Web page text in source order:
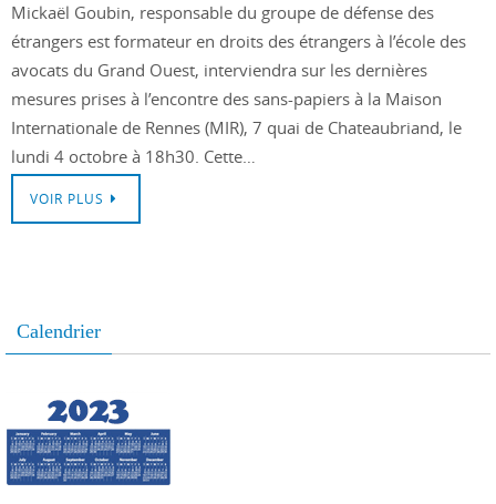
Mickaël Goubin, responsable du groupe de défense des
étrangers est formateur en droits des étrangers à l’école des
avocats du Grand Ouest, interviendra sur les dernières
mesures prises à l’encontre des sans-papiers à la Maison
Internationale de Rennes (MIR), 7 quai de Chateaubriand, le
lundi 4 octobre à 18h30. Cette…
VOIR PLUS
Calendrier